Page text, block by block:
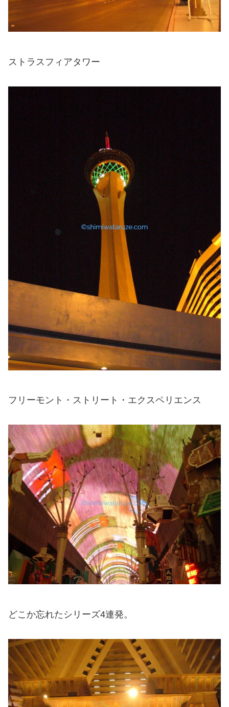
ストラスフィアタワー
フリーモント・ストリート・エクスペリエンス
どこか忘れたシリーズ4連発。